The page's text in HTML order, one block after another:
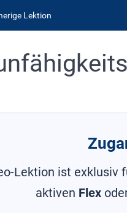
Lektion
Lektion ist exklusiv
aktiven Flex